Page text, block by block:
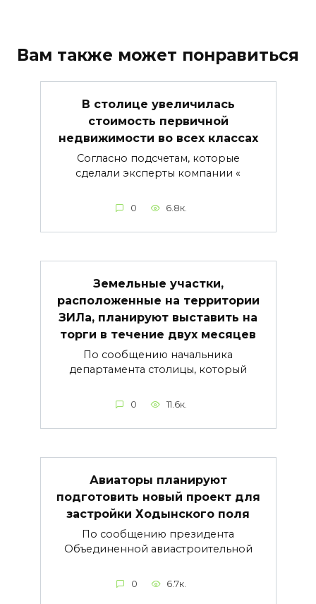
Вам также может понравиться
В столице увеличилась
стоимость первичной
недвижимости во всех классах
Согласно подсчетам, которые
сделали эксперты компании «
0 6.8к.
Земельные участки,
расположенные на территории
ЗИЛа, планируют выставить на
торги в течение двух месяцев
По сообщению начальника
департамента столицы, который
0 11.6к.
Авиаторы планируют
подготовить новый проект для
застройки Ходынского поля
По сообщению президента
Объединенной авиастроительной
0 6.7к.